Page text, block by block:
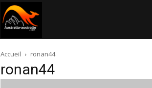
australie.com
Accueil ronan44
ronan44